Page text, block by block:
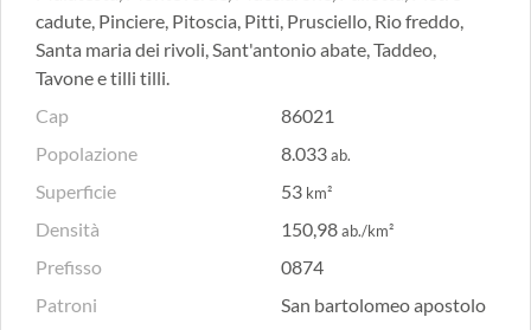
cadute, Pinciere, Pitoscia, Pitti, Prusciello, Rio freddo,
Santa maria dei rivoli, Sant'antonio abate, Taddeo,
Tavone e tilli tilli.
Cap
86021
Popolazione
8.033ab.
Superficie 53 km²
Densità 150,98ab./km²
Prefisso
0874
Patroni
San bartolomeo apostolo